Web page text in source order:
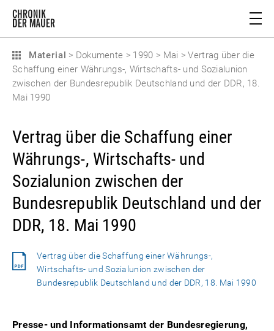
Material > Dokumente > 1990 > Mai > Vertrag über die
Schaffung einer Währungs-, Wirtschafts- und Sozialunion
zwischen der Bundesrepublik Deutschland und der DDR, 18.
Mai 1990
Vertrag über die Schaffung einer
Währungs-, Wirtschafts- und
Sozialunion zwischen der
Bundesrepublik Deutschland und der
DDR, 18. Mai 1990
Vertrag über die Schaffung einer Währungs-,
Wirtschafts- und Sozialunion zwischen der
Bundesrepublik Deutschland und der DDR, 18. Mai 1990
Presse- und Informationsamt der Bundesregierung,